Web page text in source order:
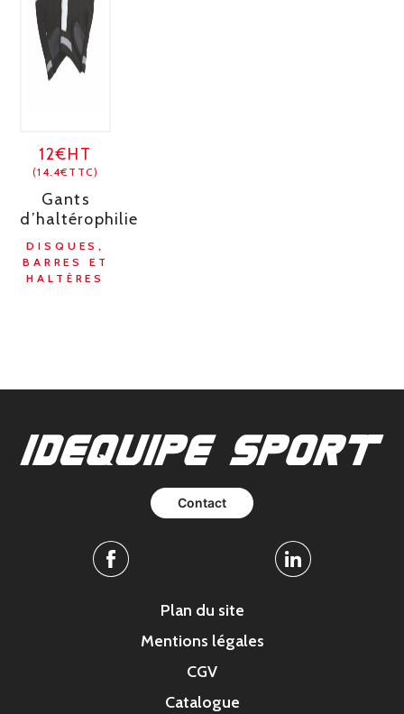
12€HT
(14.4€TTC)
Gants
d’haltérophilie
DISQUES,
BARRES ET
HALTÈRES
Contact
Facebook Linkedin
Plan du site
Mentions légales
CGV
Catalogue